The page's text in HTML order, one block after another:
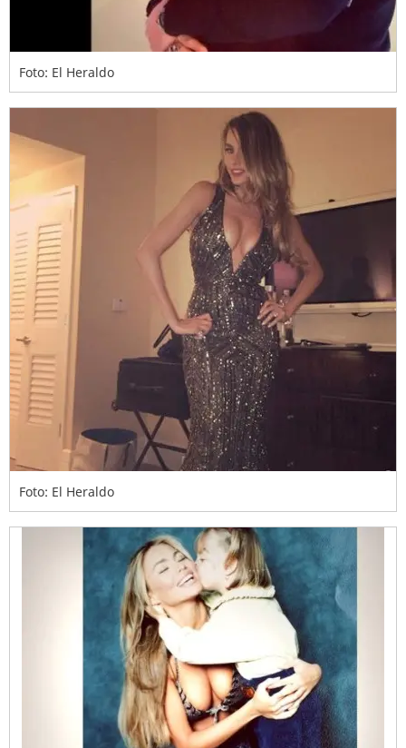
Foto: El Heraldo
Foto: El Heraldo